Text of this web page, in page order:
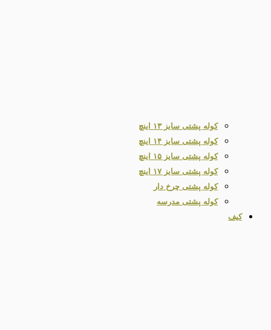
کوله پشتی سایز ۱۳ اینچ
کوله پشتی سایز ۱۴ اینچ
کوله پشتی سایز ۱۵ اینچ
کوله پشتی سایز ۱۷ اینچ
کوله پشتی چرخ دار
کوله پشتی مدرسه
کیف